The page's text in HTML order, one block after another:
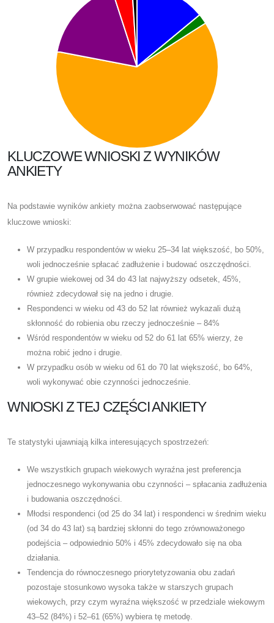
KLUCZOWE WNIOSKI Z WYNIKÓW
ANKIETY
Na podstawie wyników ankiety można zaobserwować następujące
kluczowe wnioski:
W przypadku respondentów w wieku 25–34 lat większość, bo 50%,
woli jednocześnie spłacać zadłużenie i budować oszczędności.
W grupie wiekowej od 34 do 43 lat najwyższy odsetek, 45%,
również zdecydował się na jedno i drugie.
Respondenci w wieku od 43 do 52 lat również wykazali dużą
skłonność do robienia obu rzeczy jednocześnie – 84%
Wśród respondentów w wieku od 52 do 61 lat 65% wierzy, że
można robić jedno i drugie.
W przypadku osób w wieku od 61 do 70 lat większość, bo 64%,
woli wykonywać obie czynności jednocześnie.
WNIOSKI Z TEJ CZĘŚCI ANKIETY
Te statystyki ujawniają kilka interesujących spostrzeżeń:
We wszystkich grupach wiekowych wyraźna jest preferencja
jednoczesnego wykonywania obu czynności – spłacania zadłużenia
i budowania oszczędności.
Młodsi respondenci (od 25 do 34 lat) i respondenci w średnim wieku
(od 34 do 43 lat) są bardziej skłonni do tego zrównoważonego
podejścia – odpowiednio 50% i 45% zdecydowało się na oba
działania.
Tendencja do równoczesnego priorytetyzowania obu zadań
pozostaje stosunkowo wysoka także w starszych grupach
wiekowych, przy czym wyraźna większość w przedziale wiekowym
43–52 (84%) i 52–61 (65%) wybiera tę metodę.